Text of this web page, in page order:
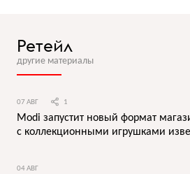
Ретейл
другие материалы
07 АВГ 1
Modi запустит новый формат
с коллекционными игрушками
04 АВГ